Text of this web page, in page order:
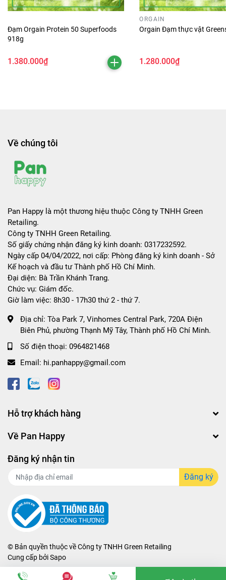
Đạm Orgain Protein 50 Superfoods
918g
1.380.000₫
ORGAIN
Orgain Đạm thực vật
1.280.000₫
Về chúng tôi
Pan Happy là một thương hiệu thuộc Công ty TNHH Green
Retailing.
Công ty TNHH Green Retailing.
Số giấy chứng nhận đăng ký kinh doanh: 0317232592.
Ngày cấp 04/04/2022, nơi cấp: Phòng đăng ký kinh doanh - Sở
Kế hoạch và đầu tư Thành phố Hồ Chí Minh.
Đại diện: Bà Trần Khánh Trang.
Chức vụ: Giám đốc.
Giờ làm việc: 8h30 - 17h30 thứ 2 - thứ 7.
Địa chỉ: Tòa Park 7, Vinhomes Central Park, 720A Điện
Biên Phủ, phường Thạnh Mỹ Tây, Thành phố Hồ Chí Minh.
Số điện thoại: 0964821468
Email: hi.panhappy@gmail.com
Hỗ trợ khách hàng
Về Pan Happy
Đăng ký nhận tin
Đăng ký
© Bản quyền thuộc vềCông ty TNHH Green Retailing
Cung cấp bởiSapo